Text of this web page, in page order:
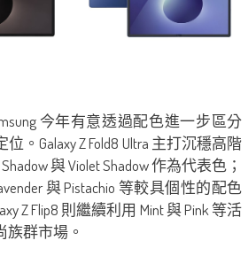
今年有意透過配色進一步區分
。Galaxy Z Fold8 Ultra 主打沉穩高階
與 Violet Shadow 作為代表色；
與 Pistachio 等較具個性的配色
Z Flip8 則繼續利用 Mint 與 Pink 等活
族群市場。